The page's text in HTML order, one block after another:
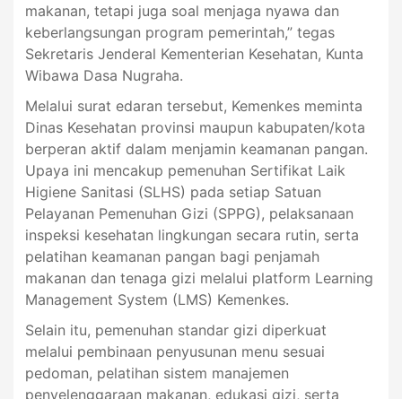
makanan, tetapi juga soal menjaga nyawa dan
keberlangsungan program pemerintah,” tegas
Sekretaris Jenderal Kementerian Kesehatan, Kunta
Wibawa Dasa Nugraha.
Melalui surat edaran tersebut, Kemenkes meminta
Dinas Kesehatan provinsi maupun kabupaten/kota
berperan aktif dalam menjamin keamanan pangan.
Upaya ini mencakup pemenuhan Sertifikat Laik
Higiene Sanitasi (SLHS) pada setiap Satuan
Pelayanan Pemenuhan Gizi (SPPG), pelaksanaan
inspeksi kesehatan lingkungan secara rutin, serta
pelatihan keamanan pangan bagi penjamah
makanan dan tenaga gizi melalui platform Learning
Management System (LMS) Kemenkes.
Selain itu, pemenuhan standar gizi diperkuat
melalui pembinaan penyusunan menu sesuai
pedoman, pelatihan sistem manajemen
penyelenggaraan makanan, edukasi gizi, serta